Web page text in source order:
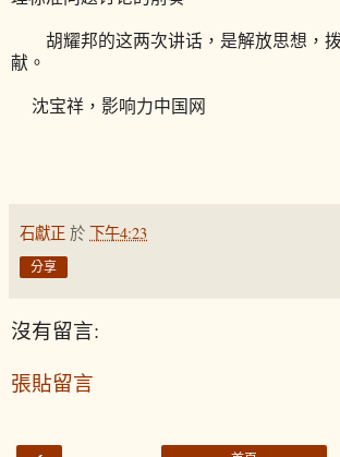
胡耀邦的这两次讲话，是解放思想，
献。
沈宝祥，影响力中国网
石獻正 於 下午4:23
分享
沒有留言:
張貼留言